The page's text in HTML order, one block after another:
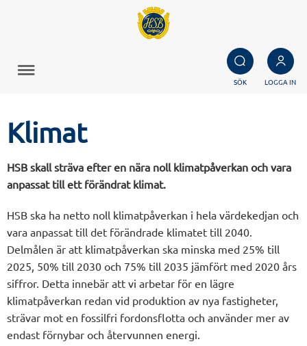
SÖK LOGGA IN
Klimat
HSB skall sträva efter en nära noll klimatpåverkan och vara
anpassat till ett förändrat klimat.
HSB ska ha netto noll klimatpåverkan i hela värdekedjan och
vara anpassat till det förändrade klimatet till 2040.
Delmålen är att klimatpåverkan ska minska med 25% till
2025, 50% till 2030 och 75% till 2035 jämfört med 2020 års
siffror. Detta innebär att vi arbetar för en lägre
klimatpåverkan redan vid produktion av nya fastigheter,
strävar mot en fossilfri fordonsflotta och använder mer av
endast förnybar och återvunnen energi.